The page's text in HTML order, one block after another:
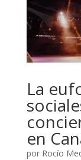
La
en
por Rocío